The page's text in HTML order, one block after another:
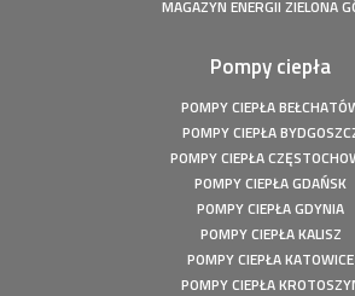
Fotowoltaika z magazynem energii -
Fotowoltaika z magazynem energii -
fotowoltaiczna o mocy: 4,5 kWp
Fotowoltaika Wola Droszewska -
o mocy: 4,99 kWp
Fotowoltaika Aquapark Kalisz -
Fotowoltaika Bełchatów - Instalacja
Pompa ciepła Kępiny Wielkie -
MAGAZYN ENERGII ZIELONA
Pompy ciepła
POMPY CIEPŁA
POMPY CIEPŁA
POMPY CIEPŁA
POMPY CIEPŁA GDAŃSK
POMPY CIEPŁA GDYNIA
POMPY CIEPŁA KALISZ
POMPY CIEPŁA KATOWICE
POMPY CIEPŁA